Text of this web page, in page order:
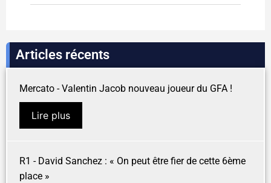
Articles récents
Mercato - Valentin Jacob nouveau joueur du GFA !
Lire plus
R1 - David Sanchez : « On peut être fier de cette 6ème
place »